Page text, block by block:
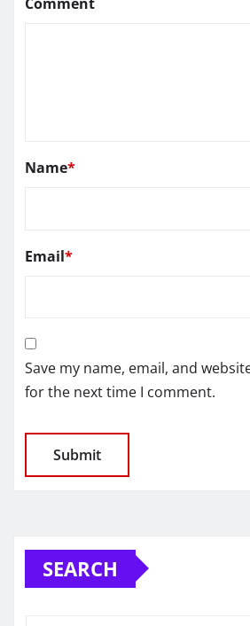
Name*
Email*
Save my name, email, and
for the next time I comment.
SEARCH